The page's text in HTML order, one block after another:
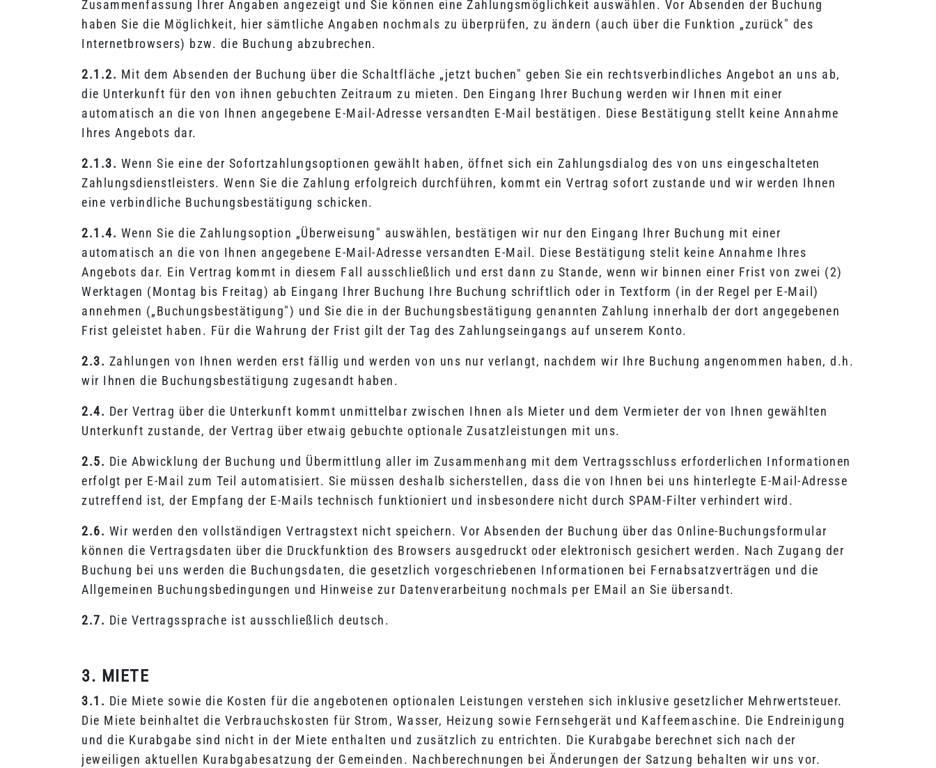
Zusammenfassung Ihrer Angaben angezeigt und Sie können eine Zahlungsmöglichkeit auswählen. Vor Absenden der Buchung
haben Sie die Möglichkeit, hier sämtliche Angaben nochmals zu überprüfen, zu ändern (auch über die Funktion „zurück" des
Internetbrowsers) bzw. die Buchung abzubrechen.
2.1.2. Mit dem Absenden der Buchung über die Schaltfläche „jetzt buchen" geben Sie ein rechtsverbindliches Angebot an uns ab,
die Unterkunft für den von ihnen gebuchten Zeitraum zu mieten. Den Eingang Ihrer Buchung werden wir Ihnen mit einer
automatisch an die von Ihnen angegebene E-Mail-Adresse versandten E-Mail bestätigen. Diese Bestätigung stellt keine Annahme
Ihres Angebots dar.
2.1.3. Wenn Sie eine der Sofortzahlungsoptionen gewählt haben, öffnet sich ein Zahlungsdialog des von uns eingeschalteten
Zahlungsdienstleisters. Wenn Sie die Zahlung erfolgreich durchführen, kommt ein Vertrag sofort zustande und wir werden Ihnen
eine verbindliche Buchungsbestätigung schicken.
2.1.4. Wenn Sie die Zahlungsoption „Überweisung" auswählen, bestätigen wir nur den Eingang Ihrer Buchung mit einer
automatisch an die von Ihnen angegebene E-Mail-Adresse versandten E-Mail. Diese Bestätigung stelit keine Annahme Ihres
Angebots dar. Ein Vertrag kommt in diesem Fall ausschließlich und erst dann zu Stande, wenn wir binnen einer Frist von zwei (2)
Werktagen (Montag bis Freitag) ab Eingang Ihrer Buchung Ihre Buchung schriftlich oder in Textform (in der Regel per E-Mail)
annehmen („Buchungsbestätigung") und Sie die in der Buchungsbestätigung genannten Zahlung innerhalb der dort angegebenen
Frist geleistet haben. Für die Wahrung der Frist gilt der Tag des Zahlungseingangs auf unserem Konto.
2.3. Zahlungen von Ihnen werden erst fällig und werden von uns nur verlangt, nachdem wir Ihre Buchung angenommen haben, d.h.
wir Ihnen die Buchungsbestätigung zugesandt haben.
2.4. Der Vertrag über die Unterkunft kommt unmittelbar zwischen Ihnen als Mieter und dem Vermieter der von Ihnen gewählten
Unterkunft zustande, der Vertrag über etwaig gebuchte optionale Zusatzleistungen mit uns.
2.5. Die Abwicklung der Buchung und Übermittlung aller im Zusammenhang mit dem Vertragsschluss erforderlichen Informationen
erfolgt per E-Mail zum Teil automatisiert. Sie müssen deshalb sicherstellen, dass die von Ihnen bei uns hinterlegte E-Mail-Adresse
zutreffend ist, der Empfang der E-Mails technisch funktioniert und insbesondere nicht durch SPAM-Filter verhindert wird.
2.6. Wir werden den vollständigen Vertragstext nicht speichern. Vor Absenden der Buchung über das Online-Buchungsformular
können die Vertragsdaten über die Druckfunktion des Browsers ausgedruckt oder elektronisch gesichert werden. Nach Zugang der
Buchung bei uns werden die Buchungsdaten, die gesetzlich vorgeschriebenen Informationen bei Fernabsatzverträgen und die
Allgemeinen Buchungsbedingungen und Hinweise zur Datenverarbeitung nochmals per EMail an Sie übersandt.
2.7. Die Vertragssprache ist ausschließlich deutsch.
3. MIETE
3.1. Die Miete sowie die Kosten für die angebotenen optionalen Leistungen verstehen sich inklusive gesetzlicher Mehrwertsteuer.
Die Miete beinhaltet die Verbrauchskosten für Strom, Wasser, Heizung sowie Fernsehgerät und Kaffeemaschine. Die Endreinigung
und die Kurabgabe sind nicht in der Miete enthalten und zusätzlich zu entrichten. Die Kurabgabe berechnet sich nach der
jeweiligen aktuellen Kurabgabesatzung der Gemeinden. Nachberechnungen bei Änderungen der Satzung behalten wir uns vor.